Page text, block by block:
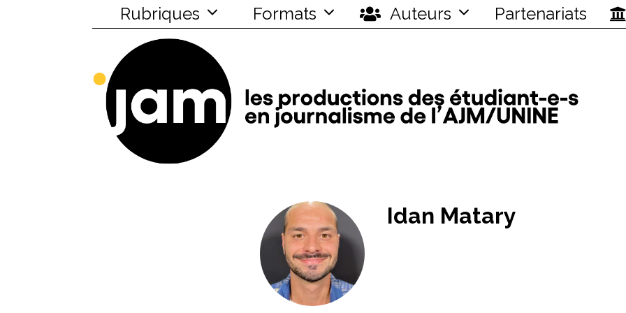
Rubriques Formats Auteurs Partenariats
Idan Matary